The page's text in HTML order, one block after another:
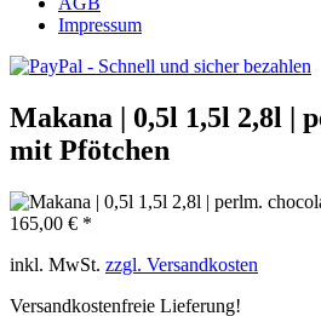
Impressum
Makana | 0,5l 1,5l 2,8l |
mit Pfötchen
165,00 € *
inkl. MwSt. zzgl. Versandkosten
Versandkostenfreie Lieferung!